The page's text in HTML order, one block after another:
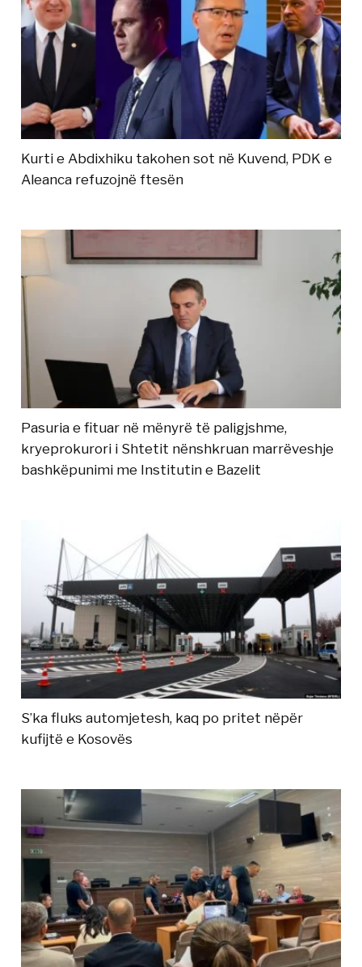
Kurti e Abdixhiku takohen sot në Kuvend, PDK e
Aleanca refuzojnë ftesën
Pasuria e fituar në mënyrë të paligjshme,
kryeprokurori i Shtetit nënshkruan marrëveshje
bashkëpunimi me Institutin e Bazelit
S’ka fluks automjetesh, kaq po pritet nëpër
kufijtë e Kosovës